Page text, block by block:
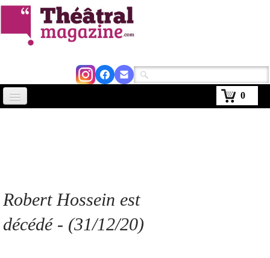
0
Robert Hossein est
décédé - (31/12/20)